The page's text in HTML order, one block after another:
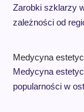
Zarobki szklarzy
zależności od
Medycyna
Medycyna
popularności w